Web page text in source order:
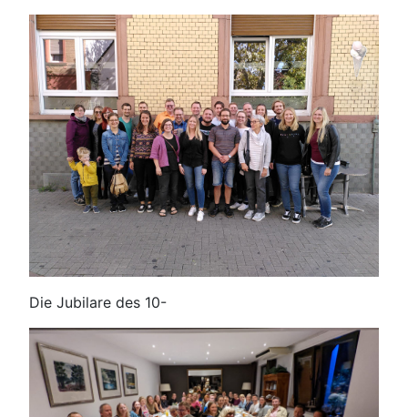
Die Jubilare des 10-